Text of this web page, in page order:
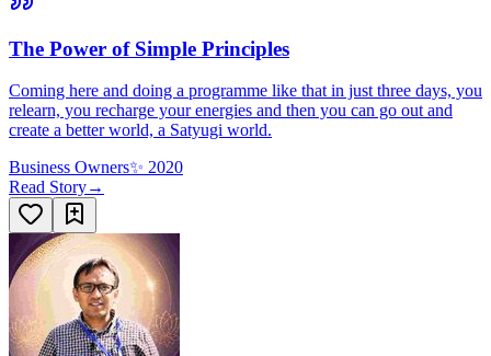
The Power of Simple Principles
Coming here and doing a programme like that in just three days, you
relearn, you recharge your energies and then you can go out and
create a better world, a Satyugi world.
Business Owners✨ 2020
Read Story→